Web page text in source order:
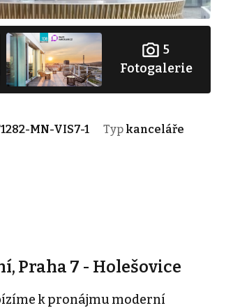
5
Fotogalerie
MN-VIS7-1 Typ kanceláře
Praha 7 - Holešovice
k pronájmu moderní